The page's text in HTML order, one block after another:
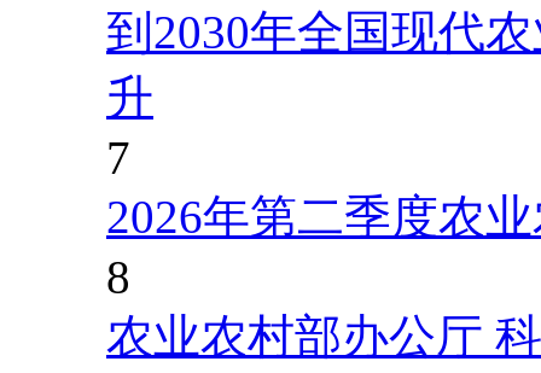
到2030年全国现代
升
7
2026年第二季度农
8
农业农村部办公厅